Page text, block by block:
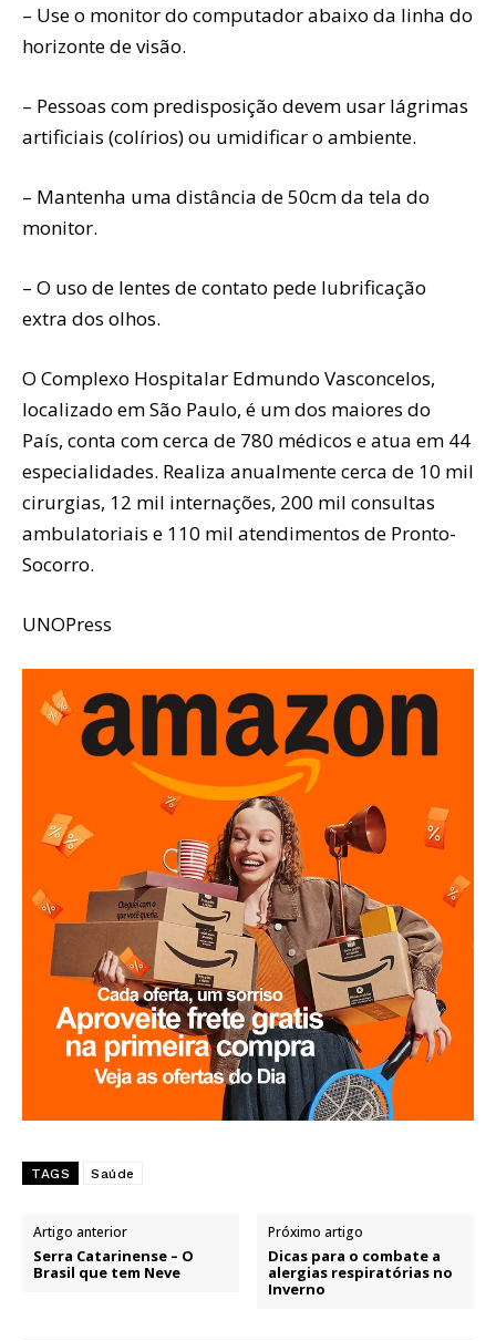
– Use o monitor do computador abaixo da linha do
horizonte de visão.
– Pessoas com predisposição devem usar lágrimas
artificiais (colírios) ou umidificar o ambiente.
– Mantenha uma distância de 50cm da tela do
monitor.
– O uso de lentes de contato pede lubrificação
extra dos olhos.
O Complexo Hospitalar Edmundo Vasconcelos,
localizado em São Paulo, é um dos maiores do
País, conta com cerca de 780 médicos e atua em 44
especialidades. Realiza anualmente cerca de 10 mil
cirurgias, 12 mil internações, 200 mil consultas
ambulatoriais e 110 mil atendimentos de Pronto-
Socorro.
UNOPress
TAGS Saúde
Artigo anterior
Serra Catarinense – O
Brasil que tem Neve
Próximo artigo
Dicas para o combate a
alergias respiratórias no
Inverno